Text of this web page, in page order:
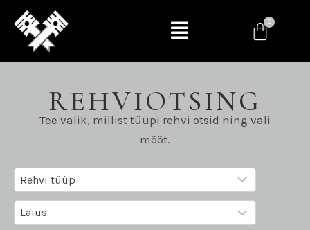
REHVIOTSING
Tee valik, millist tüüpi rehvi otsid ning vali
mõõt.